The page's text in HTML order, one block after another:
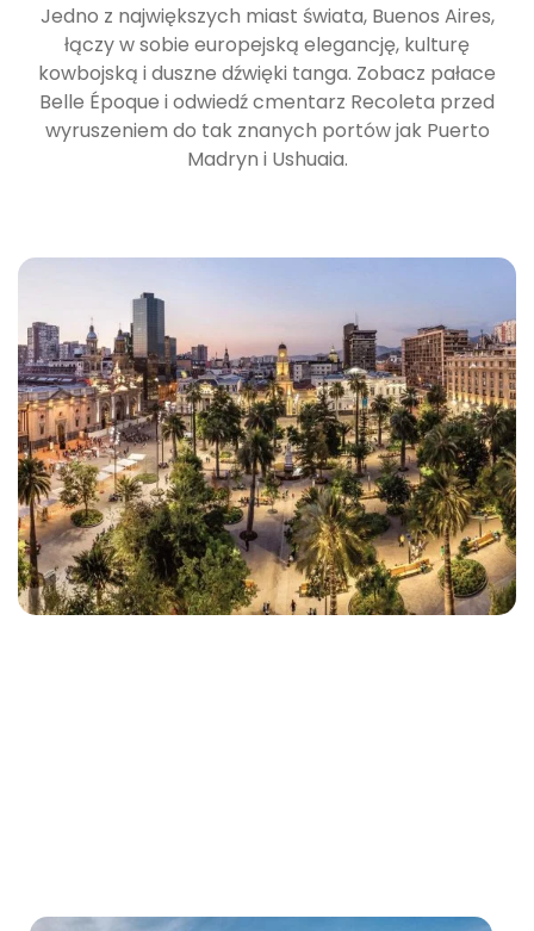
Jedno z największych miast świata, Buenos Aires,
łączy w sobie europejską elegancję, kulturę
kowbojską i duszne dźwięki tanga. Zobacz pałace
Belle Époque i odwiedź cmentarz Recoleta przed
wyruszeniem do tak znanych portów jak Puerto
Madryn i Ushuaia.